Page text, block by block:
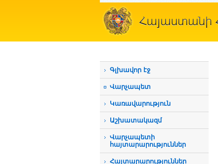
Գլխավոր էջ
Վարչապետ
Կառավարություն
Աշխատակազմ
Վարչապետի
հայտարարություններ
Հայտարարություններ